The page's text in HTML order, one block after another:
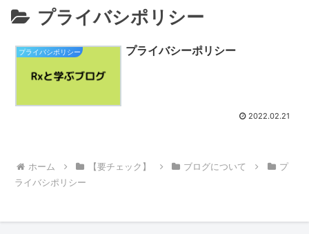
プライバシポリシー
プライバシポリシー プライバシーポリシー
2022.02.21
ホーム 【要チェック】 ブログについて
プ
ライバシポリシー